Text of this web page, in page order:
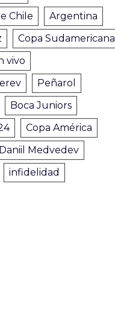
Chile
Argentina
Copa Sudamericana
vivo
Peñarol
Boca Juniors
Copa América
Daniil Medvedev
infidelidad